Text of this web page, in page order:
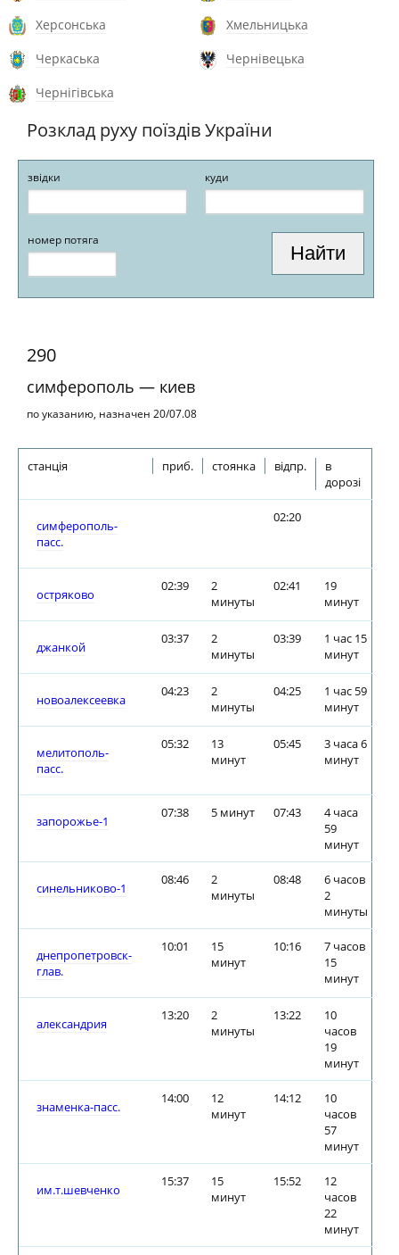
Херсонська
Хмельницька
Черкаська
Чернівецька
Чернігівська
Розклад руху поїздів України
звідки куди
номер потяга
290
симферополь — киев
по указанию, назначен 20/07.08
станція приб. стоянка відпр.
в
дорозі
симферополь-
пасс.
02:20
остряково
02:39
2
минуты
02:41
19
минут
джанкой
03:37
2
минуты
03:39
1 час 15
минут
новоалексеевка
04:23
2
минуты
04:25
1 час 59
минут
мелитополь-
пасс.
05:32
13
минут
05:45
3 часа 6
минут
запорожье-1
07:38 5 минут 07:43
4 часа
59
минут
синельниково-1
08:46
2
минуты
08:48
6 часов
2
минуты
днепропетровск-
глав.
10:01
15
минут
10:16
7 часов
15
минут
александрия
13:20
2
минуты
13:22
10
часов
19
минут
знаменка-пасс.
14:00
12
минут
14:12
10
часов
57
минут
им.т.шевченко
15:37
15
минут
15:52
12
часов
22
минут